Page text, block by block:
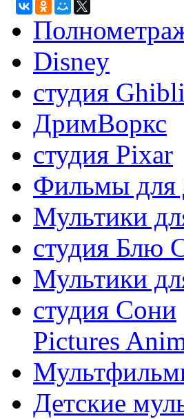
Disney
студия Ghibli
ДримВоркс
студия Pixar
Фильмы для
Мультики
студия Блю
Мультики
студия Сони
Pictures
Детские